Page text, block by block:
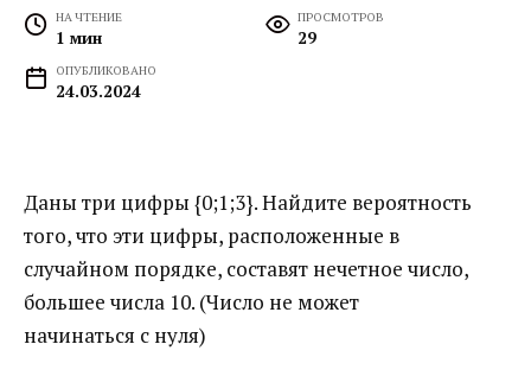
НА ЧТЕНИЕ
1 мин
ПРОСМОТРОВ
29
ОПУБЛИКОВАНО
24.03.2024
Даны три цифры {0;1;3}. Найдите вероятность
того, что эти цифры, расположенные в
случайном порядке, составят нечетное число,
большее числа 10. (Число не может
начинаться с нуля)